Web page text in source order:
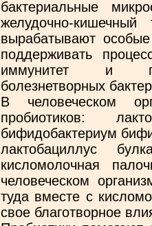
бактериальные
желудочно-
вырабатывают
поддерживать
иммунитет и
болезнетворных
В человеческом
пробиотиков:
бифидобактериум
лактобациллус
кисломолочная
человеческом
туда вместе с
свое благотворное